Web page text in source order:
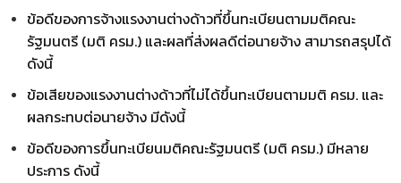
ข้อดีของการจ้างแรงงานต่างด้าวที่ขึ้นทะเบียนตามมติคณะ
รัฐมนตรี (มติ ครม.) และผลที่ส่งผลดีต่อนายจ้าง สามารถสรุปได้
ดังนี้
ข้อเสียของแรงงานต่างด้าวที่ไม่ได้ขึ้นทะเบียนตามมติ ครม. และ
ผลกระทบต่อนายจ้าง มีดังนี้
ข้อดีของการขึ้นทะเบียนมติคณะรัฐมนตรี (มติ ครม.) มีหลาย
ประการ ดังนี้